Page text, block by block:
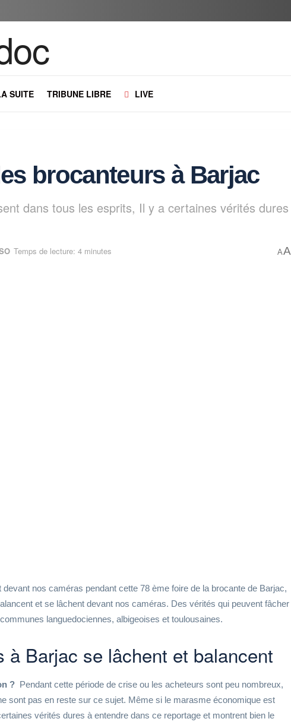
SUITE TRIBUNE LIBRE LIVE
brocanteurs à Barjac
dans tous les esprits, Il y a certaines vérités dures
Temps de lecture: 4 minutes AA
nos caméras pendant cette 78 ème foire de la brocante de Barjac,
et se lâchent devant nos caméras. Des vérités qui peuvent fâcher
languedociennes, albigeoises et toulousaines.
à Barjac se lâchent et balancent
? Pendant cette période de crise ou les acheteurs sont peu nombreux,
sont pas en reste sur ce sujet. Même si le marasme économique est
vérités dures à entendre dans ce reportage et montrent bien le